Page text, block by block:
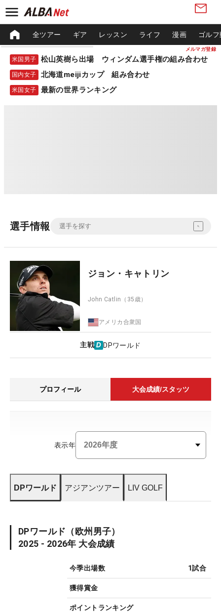
メルマガ登録
全ツアー ギア レッスン ライフ 漫画 ゴル
米国男子 松山英樹ら出場 ウィンダム選手権の組み合わせ
国内女子 北海道meijiカップ 組み合わせ
米国女子 最新の世界ランキング
選手情報
ジョン・キャトリン
John Catlin （35歳）
アメリカ合衆国
主戦 DPワールド
プロフィール 大会成績/スタッツ
表示年
DPワールド アジアンツアー LIV GOLF
DPワールド （欧州男子）
2025 - 2026年 大会成績
今季出場数 1試合
獲得賞金
ポイントランキング